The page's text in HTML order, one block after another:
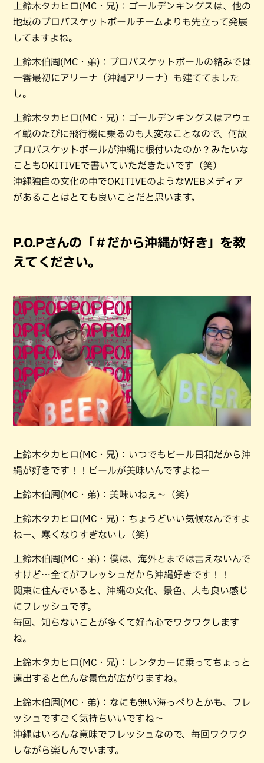
上鈴木タカヒロ(MC・兄)：ゴールデンキングスは、他の
地域のプロバスケットボールチームよりも先立って発展
してますよね。
上鈴木伯周(MC・弟)：プロバスケットボールの絡みでは
一番最初にアリーナ（沖縄アリーナ）も建ててました
し。
上鈴木タカヒロ(MC・兄)：ゴールデンキングスはアウェ
イ戦のたびに飛行機に乗るのも大変なことなので、何故
プロバスケットボールが沖縄に根付いたのか？みたいな
こともOKITIVEで書いていただきたいです（笑）
沖縄独自の文化の中でOKITIVEのようなWEBメディア
があることはとても良いことだと思います。
P.O.Pさんの「＃だから沖縄が好き」を教
えてください。
上鈴木タカヒロ(MC・兄)：いつでもビール日和だから沖
縄が好きです！！ビールが美味いんですよねー
上鈴木伯周(MC・弟)：美味いねぇ〜（笑）
上鈴木タカヒロ(MC・兄)：ちょうどいい気候なんですよ
ねー、寒くなりすぎないし（笑）
上鈴木伯周(MC・弟)：僕は、海外とまでは言えないんで
すけど…全てがフレッシュだから沖縄好きです！！
関東に住んでいると、沖縄の文化、景色、人も良い感じ
にフレッシュです。
毎回、知らないことが多くて好奇心でワクワクします
ね。
上鈴木タカヒロ(MC・兄)：レンタカーに乗ってちょっと
遠出すると色んな景色が広がりますね。
上鈴木伯周(MC・弟)：なにも無い海っぺりとかも、フレ
ッシュですごく気持ちいいですね〜
沖縄はいろんな意味でフレッシュなので、毎回ワクワク
しながら楽しんでいます。